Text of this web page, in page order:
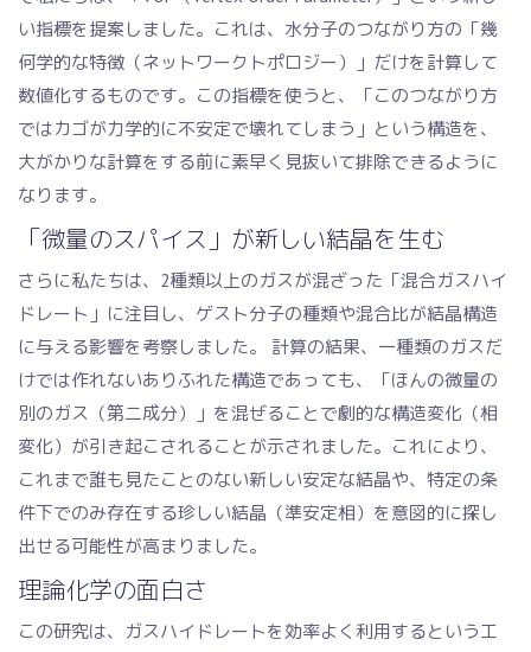
い指標を提案しました。これは、水分子のつながり方の「幾
何学的な特徴（ネットワークトポロジー）」だけを計算して
数値化するものです。この指標を使うと、「このつながり方
ではカゴが力学的に不安定で壊れてしまう」という構造を、
大がかりな計算をする前に素早く見抜いて排除できるように
なります。
「微量のスパイス」が新しい結晶を生む
さらに私たちは、2種類以上のガスが混ざった「混合ガスハイ
ドレート」に注目し、ゲスト分子の種類や混合比が結晶構造
に与える影響を考察しました。 計算の結果、一種類のガスだ
けでは作れないありふれた構造であっても、「ほんの微量の
別のガス（第二成分）」を混ぜることで劇的な構造変化（相
変化）が引き起こされることが示されました。これにより、
これまで誰も見たことのない新しい安定な結晶や、特定の条
件下でのみ存在する珍しい結晶（準安定相）を意図的に探し
出せる可能性が高まりました。
理論化学の面白さ
この研究は、ガスハイドレートを効率よく利用するという工